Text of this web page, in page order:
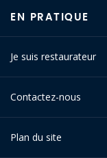
EN PRATIQUE
Je suis restaurateur
Contactez-nous
Plan du site